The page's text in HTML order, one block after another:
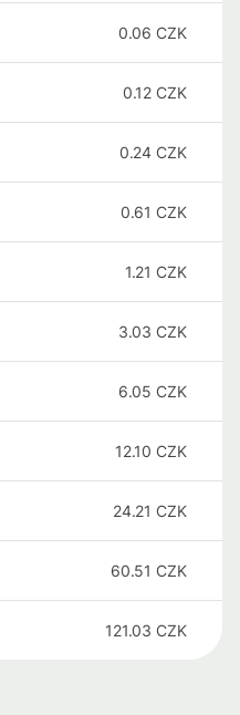
0.06 CZK
0.12 CZK
0.24 CZK
0.61 CZK
1.21 CZK
3.03 CZK
6.05 CZK
12.10 CZK
24.21 CZK
60.51 CZK
121.03 CZK